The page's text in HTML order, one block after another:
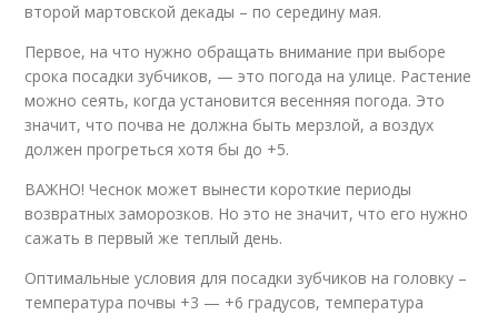
второй мартовской декады – по середину мая.
Первое, на что нужно обращать внимание при выборе
срока посадки зубчиков, — это погода на улице. Растение
можно сеять, когда установится весенняя погода. Это
значит, что почва не должна быть мерзлой, а воздух
должен прогреться хотя бы до +5.
ВАЖНО! Чеснок может вынести короткие периоды
возвратных заморозков. Но это не значит, что его нужно
сажать в первый же теплый день.
Оптимальные условия для посадки зубчиков на головку –
температура почвы +3 — +6 градусов, температура